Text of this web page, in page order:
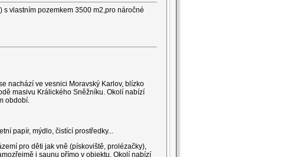
vlastním pozemkem 3500 m2,pro náročné
nachází ve vesnici Moravský Karlov, blízko
masivu Králického Sněžníku. Okolí nabízí
období.
papír, mýdlo, čistící prostředky...
pro děti jak vně (pískoviště, prolézačky),
i saunu přímo v objektu. Okolí nabízí